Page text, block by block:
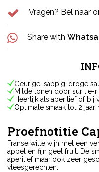
Vragen? Bel naar
Share with
Geurige, sappig-droge
Milde tonen door sur lie-
Heerlijk als aperitief of bij
Optimale smaak tot 2 jaar
Proefnotitie
Franse witte wijn met een
appel en fijn geel fruit. De
aperitief maar ook zeer
vleesgerechten.